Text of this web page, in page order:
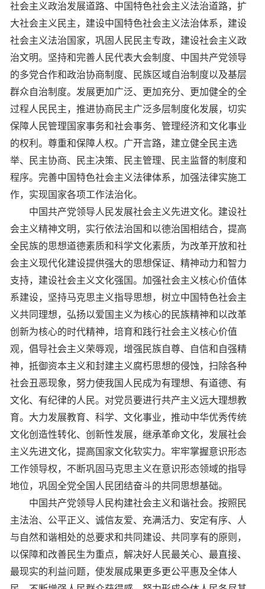
社会主义政治发展道路、中国特色社会主义法治道路，扩
大社会主义民主，建设中国特色社会主义法治体系，建设
社会主义法治国家，巩固人民民主专政，建设社会主义政
治文明。坚持和完善人民代表大会制度、中国共产党领导
的多党合作和政治协商制度、民族区域自治制度以及基层
群众自治制度。发展更加广泛、更加充分、更加健全的全
过程人民民主，推进协商民主广泛多层制度化发展，切实
保障人民管理国家事务和社会事务、管理经济和文化事业
的权利。尊重和保障人权。广开言路，建立健全民主选
举、民主协商、民主决策、民主管理、民主监督的制度和
程序。完善中国特色社会主义法律体系，加强法律实施工
作，实现国家各项工作法治化。
中国共产党领导人民发展社会主义先进文化。建设社
会主义精神文明，实行依法治国和以德治国相结合，提高
全民族的思想道德素质和科学文化素质，为改革开放和社
会主义现代化建设提供强大的思想保证、精神动力和智力
支持，建设社会主义文化强国。加强社会主义核心价值体
系建设，坚持马克思主义指导思想，树立中国特色社会主
义共同理想，弘扬以爱国主义为核心的民族精神和以改革
创新为核心的时代精神，培育和践行社会主义核心价值
观，倡导社会主义荣辱观，增强民族自尊、自信和自强精
神，抵御资本主义和封建主义腐朽思想的侵蚀，扫除各种
社会丑恶现象，努力使我国人民成为有理想、有道德、有
文化、有纪律的人民。对党员要进行共产主义远大理想教
育。大力发展教育、科学、文化事业，推动中华优秀传统
文化创造性转化、创新性发展，继承革命文化，发展社会
主义先进文化，提高国家文化软实力。牢牢掌握意识形态
工作领导权，不断巩固马克思主义在意识形态领域的指导
地位，巩固全党全国人民团结奋斗的共同思想基础。
中国共产党领导人民构建社会主义和谐社会。按照民
主法治、公平正义、诚信友爱、充满活力、安定有序、人
与自然和谐相处的总要求和共同建设、共同享有的原则，
以保障和改善民生为重点，解决好人民最关心、最直接、
最现实的利益问题，使发展成果更多更公平惠及全体人